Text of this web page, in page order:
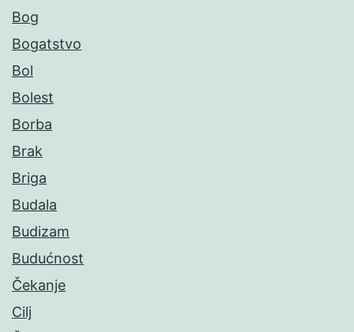
Bog
Bogatstvo
Bol
Bolest
Borba
Brak
Briga
Budala
Budizam
Budućnost
Čekanje
Cilj